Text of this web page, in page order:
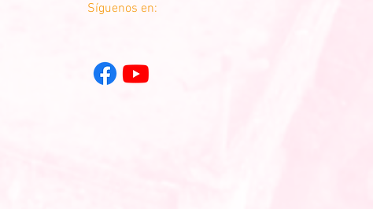
Síguenos en: